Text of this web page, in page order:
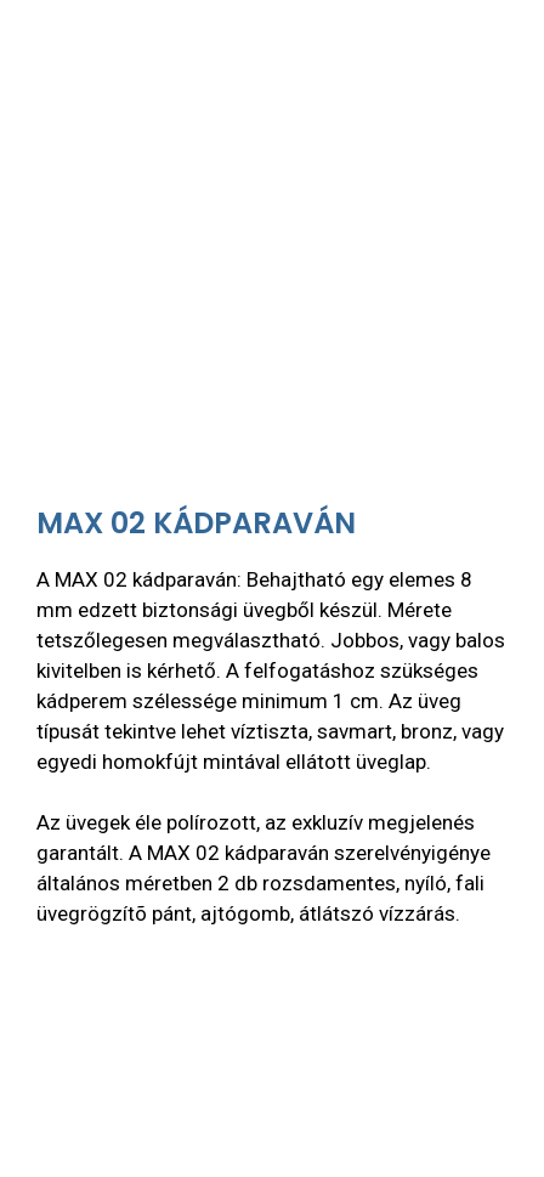
MAX 02 KÁDPARAVÁN
A MAX 02 kádparaván: Behajtható egy elemes 8
mm edzett biztonsági üvegből készül. Mérete
tetszőlegesen megválasztható. Jobbos, vagy balos
kivitelben is kérhető. A felfogatáshoz szükséges
kádperem szélessége minimum 1 cm. Az üveg
típusát tekintve lehet víztiszta, savmart, bronz, vagy
egyedi homokfújt mintával ellátott üveglap.
Az üvegek éle polírozott, az exkluzív megjelenés
garantált. A MAX 02 kádparaván szerelvényigénye
általános méretben 2 db rozsdamentes, nyíló, fali
üvegrögzítõ pánt, ajtógomb, átlátszó vízzárás.